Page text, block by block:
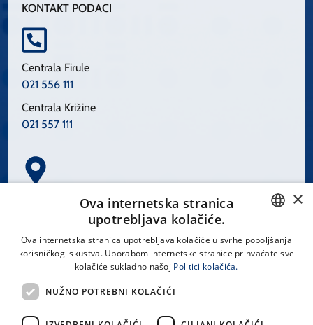
KONTAKT PODACI
Centrala Firule
021 556 111
Centrala Križine
021 557 111
Spinčićeva 1, 21000 Split
CROATIAN
×
Ova internetska stranica
upotrebljava kolačiće.
Ova internetska stranica upotrebljava kolačiće u svrhe poboljšanja
korisničkog iskustva. Uporabom internetske stranice prihvaćate sve
kolačiće sukladno našoj Politici kolačića.
NUŽNO POTREBNI KOLAČIĆI